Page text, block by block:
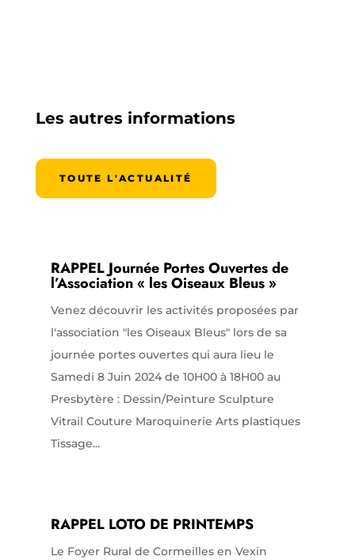
Les autres informations
TOUTE L'ACTUALITÉ
RAPPEL Journée Portes Ouvertes de
l’Association « les Oiseaux Bleus »
Venez découvrir les activités proposées par
l'association "les Oiseaux Bleus" lors de sa
journée portes ouvertes qui aura lieu le
Samedi 8 Juin 2024 de 10H00 à 18H00 au
Presbytère : Dessin/Peinture Sculpture
Vitrail Couture Maroquinerie Arts plastiques
Tissage...
RAPPEL LOTO DE PRINTEMPS
Le Foyer Rural de Cormeilles en Vexin